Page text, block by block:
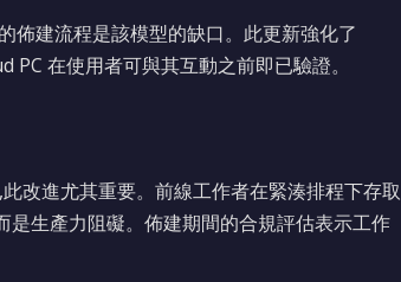
建流程是該模型的缺口。此更新強化了
在使用者可與其互動之前即已驗證。
改進尤其重要。前線工作者在緊湊排程下存取
生產力阻礙。佈建期間的合規評估表示工作